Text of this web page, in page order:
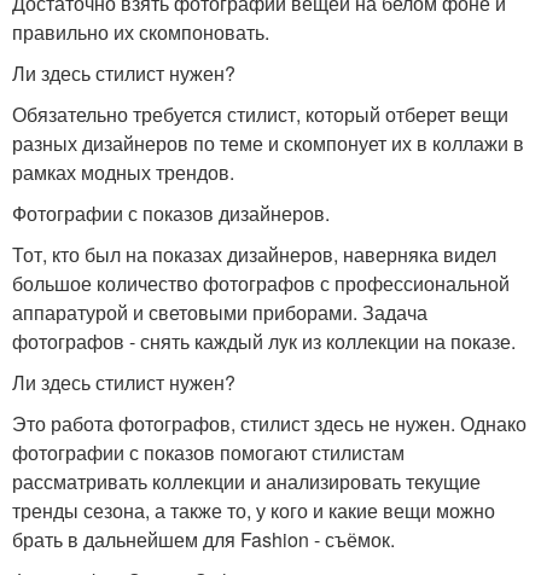
правильно их скомпоновать.
Ли здесь стилист нужен?
Обязательно требуется стилист, который отберет вещи
разных дизайнеров по теме и скомпонует их в коллажи в
рамках модных трендов.
Фотографии с показов дизайнеров.
Тот, кто был на показах дизайнеров, наверняка видел
большое количество фотографов с профессиональной
аппаратурой и световыми приборами. Задача
фотографов - снять каждый лук из коллекции на показе.
Ли здесь стилист нужен?
Это работа фотографов, стилист здесь не нужен. Однако
фотографии с показов помогают стилистам
рассматривать коллекции и анализировать текущие
тренды сезона, а также то, у кого и какие вещи можно
брать в дальнейшем для Fashion - съёмок.